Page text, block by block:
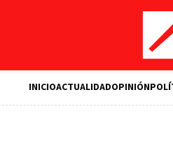
INICIOACTUALIDADOPINIÓN